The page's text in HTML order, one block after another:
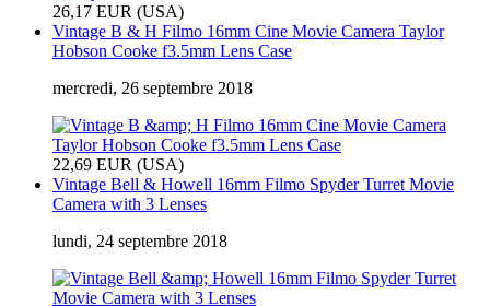
26,17 EUR (USA)
Vintage B & H Filmo 16mm Cine Movie Camera Taylor
Hobson Cooke f3.5mm Lens Case
mercredi, 26 septembre 2018
22,69 EUR (USA)
Vintage Bell & Howell 16mm Filmo Spyder Turret Movie
Camera with 3 Lenses
lundi, 24 septembre 2018